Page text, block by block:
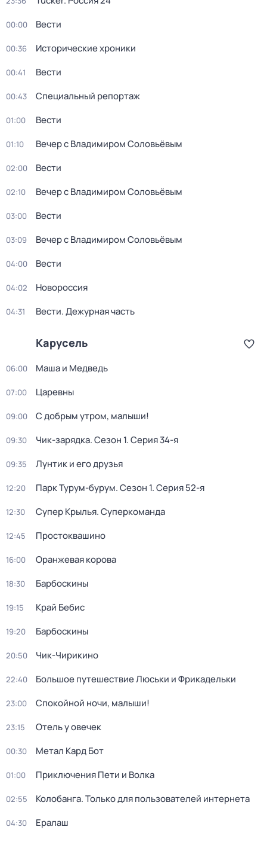
00:00 Вести
00:36 Исторические хроники
00:41 Вести
00:43 Специальный репортаж
01:00 Вести
01:10 Вечер с Владимиром Соловьёвым
02:00 Вести
02:10 Вечер с Владимиром Соловьёвым
03:00 Вести
03:09 Вечер с Владимиром Соловьёвым
04:00 Вести
04:02 Новороссия
04:31 Вести. Дежурная часть
Карусель
06:00 Маша и Медведь
07:00 Царевны
09:00 С добрым утром, малыши!
09:30 Чик-зарядка. Сезон 1. Серия 34-я
09:35 Лунтик и его друзья
12:20 Парк Турум-бурум. Сезон 1. Серия 52-я
12:30 Супер Крылья. Суперкоманда
12:45 Простоквашино
16:00 Оранжевая корова
18:30 Барбоскины
19:15 Край Бебис
19:20 Барбоскины
20:50 Чик-Чирикино
22:40 Большое путешествие Люськи и Фрикадельки
23:00 Спокойной ночи, малыши!
23:15 Отель у овечек
00:30 Метал Кард Бот
01:00 Приключения Пети и Волка
02:55 Колобанга. Только для пользователей интернета
04:30 Ералаш